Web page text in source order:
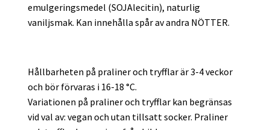
emulgeringsmedel (SOJAlecitin), naturlig
vaniljsmak. Kan innehålla spår av andra NÖTTER.
Hållbarheten på praliner och tryfflar är 3-4 veckor
och bör förvaras i 16-18 °C.
Variationen på praliner och tryfflar kan begränsas
vid val av: vegan och utan tillsatt socker. Praliner